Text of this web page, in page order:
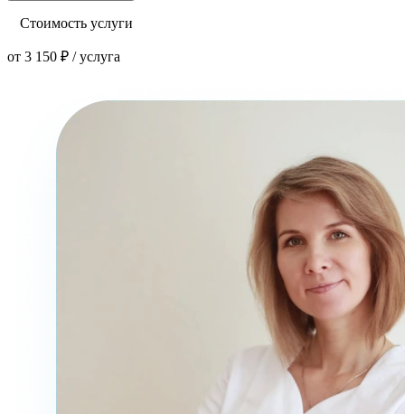
Стоимость услуги
от 3 150 ₽ / услуга